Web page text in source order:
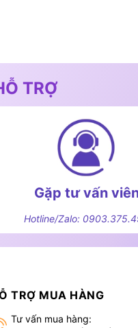
TRỢ
Gặp tư vấn
Hotline/Zalo:
TRỢ MUA HÀNG
Tư vấn mua hàng: